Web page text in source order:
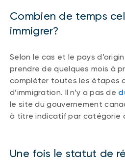
Combien de temps
immigrer?
Selon le cas et le pays
prendre de quelques mois à
compléter toutes les étapes
d’immigration. Il n’y a pas de
le site du gouvernement
à titre indicatif par catégorie
Une fois le statut de